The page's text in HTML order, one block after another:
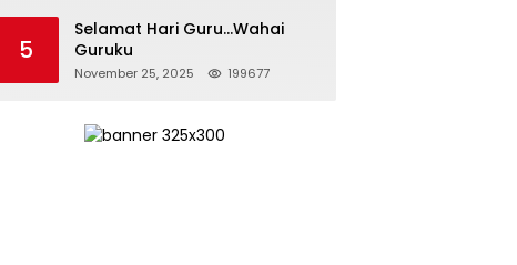
Pertamina
5
Selamat Hari Guru…Wahai
Guruku
November 25, 2025 199677